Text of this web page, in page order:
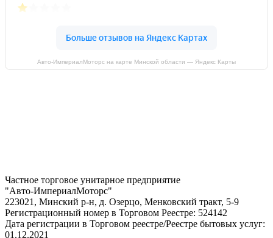
Авто-ИмпериалМоторс на карте Минской области — Яндекс Карты
Частное торговое унитарное предприятие
"Авто-ИмпериалМоторс"
223021, Минский р-н, д. Озерцо, Менковский тракт, 5-9
Регистрационный номер в Торговом Реестре: 524142
Дата регистрации в Торговом реестре/Реестре бытовых услуг:
01.12.2021